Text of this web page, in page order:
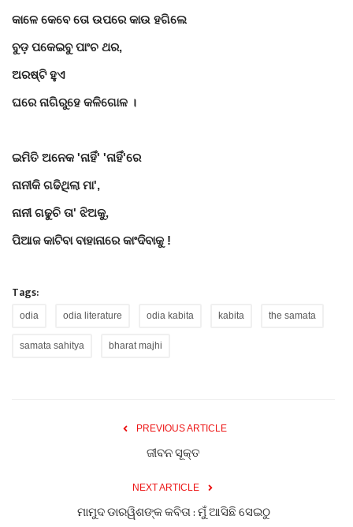
କାଳେ କେବେ ତୋ ଉପରେ କାଉ ହଗିଲେ
ବୁଡ଼ ପକେଇବୁ ପାଂଚ ଥର,
ଅରଷ୍ଟି ହୁଏ
ଘରେ ନାଗିରୁହେ କଳିଗୋଳ ।
ଇମିତି ଅନେକ 'ନାହିଁ' 'ନାହିଁ'ରେ
ନାନୀକି ଗଢିଥିଲା ମା',
ନାନୀ ଗଢୁଚି ତା' ଝିଅକୁ,
ପିଆଜ କାଟିବା ବାହାନାରେ କାଂଦିବାକୁ !
Tags:
odia odia literature odia kabita kabita the samata
samata sahitya bharat majhi
PREVIOUS ARTICLE
ଜୀବନ ସୂକ୍ତ
NEXT ARTICLE
ମାମୁଦ ଡାରୱିଶଙ୍କ କବିତା : ମୁଁ ଆସିଛି ସେଇଠୁ